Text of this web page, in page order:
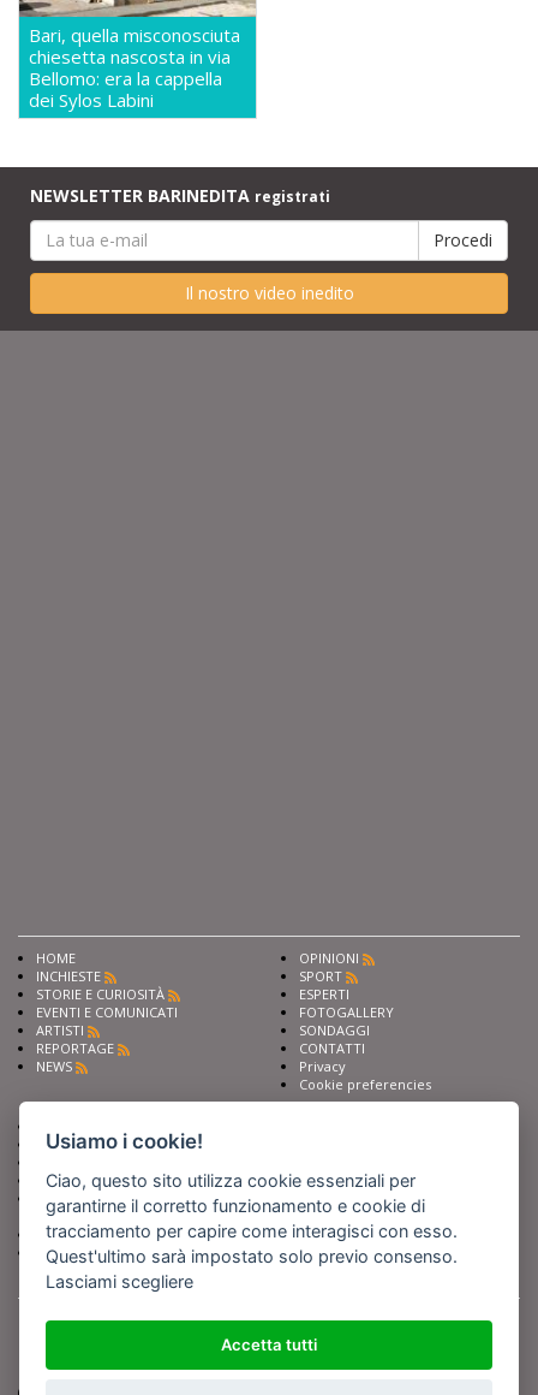
Bari, quella misconosciuta
chiesetta nascosta in via
Bellomo: era la cappella
dei Sylos Labini
NEWSLETTER BARINEDITA registrati
Il nostro video inedito
HOME
INCHIESTE
STORIE E CURIOSITÀ
EVENTI E COMUNICATI
ARTISTI
REPORTAGE
NEWS
OPINIONI
SPORT
ESPERTI
FOTOGALLERY
SONDAGGI
CONTATTI
Privacy
Cookie preferencies
Scrivi alla redazione
Sostieni Barinedita
Iscriviti al nostro corso di
giornalismo
Compra i nostri libri
Entra in Barinedita Map
Powered byNetboom
BARIREPORT s.a.s., Partita IVA 07355350724
Copyright BARIREPORT s.a.s. All rights reserved - Tutte le fotografie recanti il
logo di Barinedita sono state commissionate da BARIREPORT s.a.s. che ne
detiene i Diritti d'Autore e sono state prodotte nell'anno 2012 e seguenti
Usiamo i cookie!
Ciao, questo sito utilizza cookie essenziali per
garantirne il corretto funzionamento e cookie di
tracciamento per capire come interagisci con esso.
Quest'ultimo sarà impostato solo previo consenso.
Lasciami scegliere
Accetta tutti